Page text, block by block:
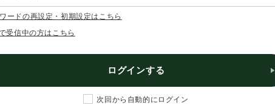
ードの再設定・初期設定はこちら
受信中の方はこちら
ログインする
次回から自動的にログイン